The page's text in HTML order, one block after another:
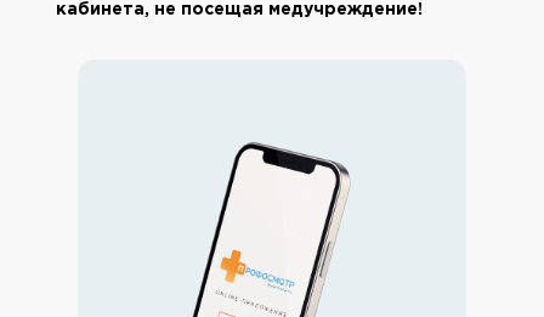
кабинета, не посещая медучреждение!